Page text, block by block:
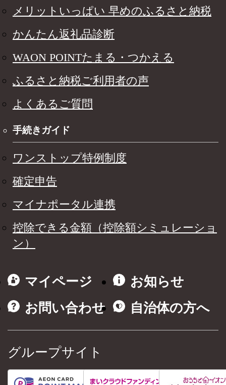
メリットいっぱい 早めのふるさと納税
かんたん返礼品診断
WAON POINTたまる・つかえる
ふるさと納税ご利用者の声
よくあるご質問
手続きガイド
ワンストップ特例制度
確定申告
マイナポータル連携
控除できる金額（控除額シミュレーショ
ン）
マイページ
お知らせ
お問い合わせ
自治体の方へ
グループサイト